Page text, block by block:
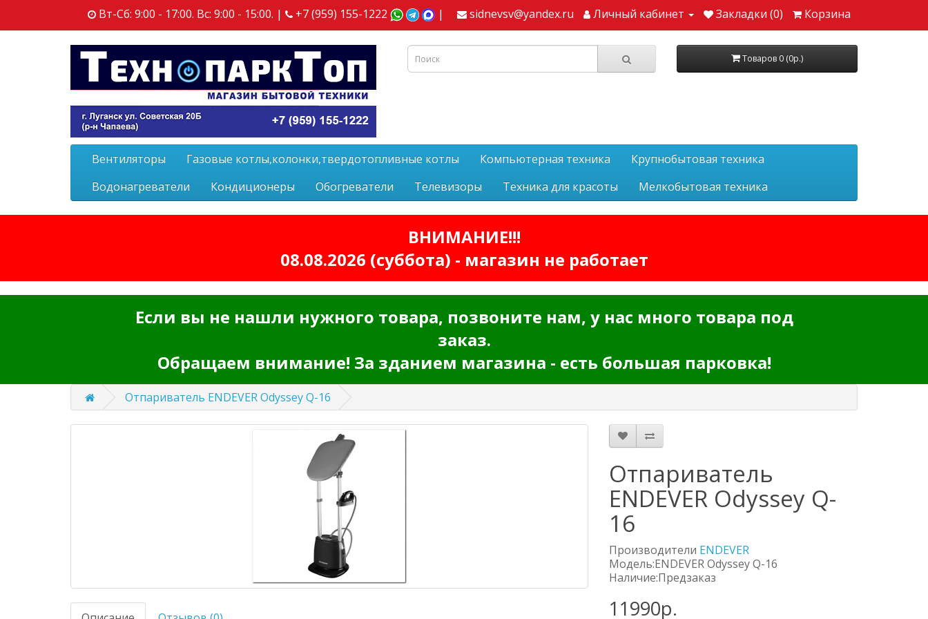
Вт-Сб: 9:00 - 17:00. Вс: 9:00 - 15:00. | +7 (959) 155-1222 | sidnevsv@yandex.ru Личный кабинет Закладки (0) Корзина
Товаров 0 (0р.)
Вентиляторы Газовые котлы,колонки,твердотопливные котлы Компьютерная техника
Крупнобытовая техника
Водонагреватели
Кондиционеры Обогреватели Телевизоры Техника для красоты Мелкобытовая техника
ВНИМАНИЕ!!!
08.08.2026 (суббота) - магазин не работает
Если вы не нашли нужного товара, позвоните нам, у нас много товара под
заказ.
Обращаем внимание! За зданием магазина - есть большая парковка!
Отпариватель ENDEVER Odyssey Q-16
Отпариватель
ENDEVER Odyssey Q-
16
Производители ENDEVER
Модель:ENDEVER Odyssey Q-16
Наличие:Предзаказ
11990р.